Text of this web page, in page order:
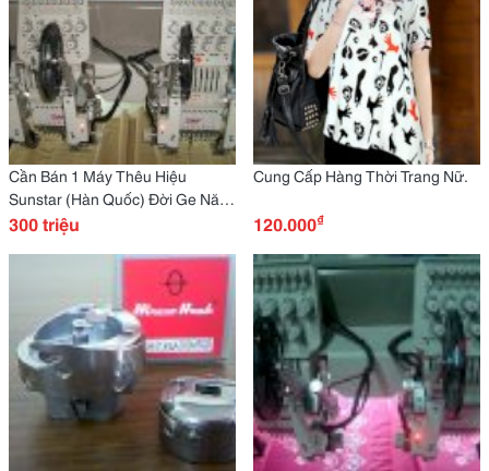
Cần Bán 1 Máy Thêu Hiệu
Sunstar (Hàn Quốc) Đời Ge Năm
2012 (Máy Mới 97%),
300 triệu
Cung Cấp Hàng Thời Trang Nữ.
120.000₫